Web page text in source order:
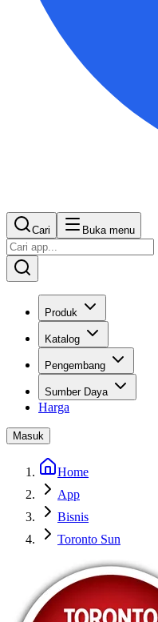
Cari Buka menu
Produk
Katalog
Pengembang
Sumber Daya
Harga
Masuk
Home
App
Bisnis
Toronto Sun